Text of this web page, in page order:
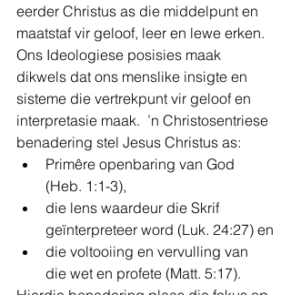
eerder Christus as die middelpunt en
maatstaf vir geloof, leer en lewe erken.
Ons Ideologiese posisies maak
dikwels dat ons menslike insigte en
sisteme die vertrekpunt vir geloof en
interpretasie maak.  ’n Christosentriese
benadering stel Jesus Christus as:
Primêre openbaring van God
(Heb. 1:1-3),
die lens waardeur die Skrif
geïnterpreteer word (Luk. 24:27) en
die voltooiing en vervulling van
die wet en profete (Matt. 5:17).